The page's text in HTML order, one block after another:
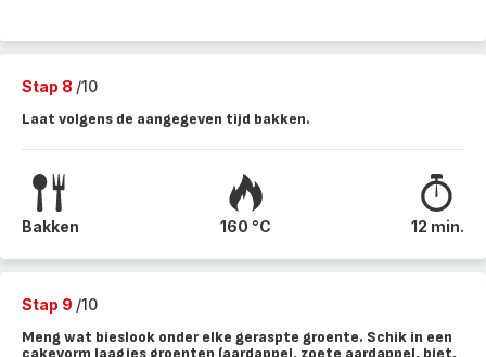
Stap 8 /10
Laat volgens de aangegeven tijd bakken.
Bakken 160 °C 12 min.
Stap 9 /10
Meng wat bieslook onder elke geraspte groente. Schik in een
cakevorm laagjes groenten (aardappel, zoete aardappel, biet,